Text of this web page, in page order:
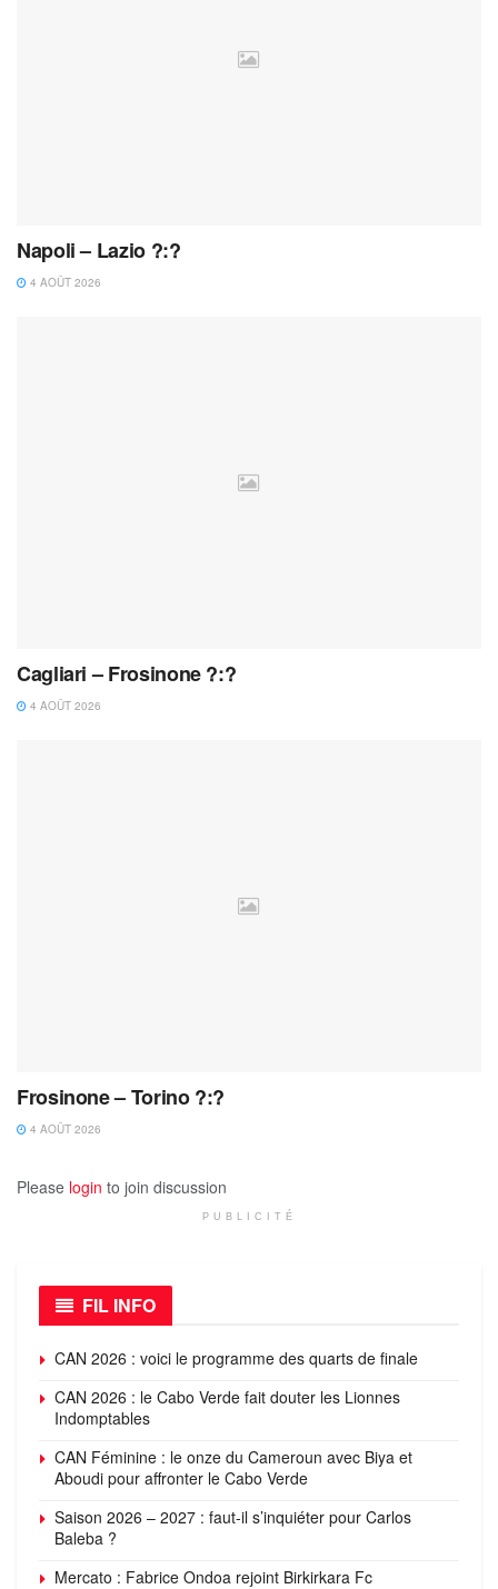
Napoli – Lazio ?:?
4 AOÛT 2026
Cagliari – Frosinone ?:?
4 AOÛT 2026
Frosinone – Torino ?:?
4 AOÛT 2026
Please login to join discussion
PUBLICITÉ
FIL INFO
CAN 2026 : voici le programme des quarts de finale
CAN 2026 : le Cabo Verde fait douter les Lionnes
Indomptables
CAN Féminine : le onze du Cameroun avec Biya et
Aboudi pour affronter le Cabo Verde
Saison 2026 – 2027 : faut-il s’inquiéter pour Carlos
Baleba ?
Mercato : Fabrice Ondoa rejoint Birkirkara Fc